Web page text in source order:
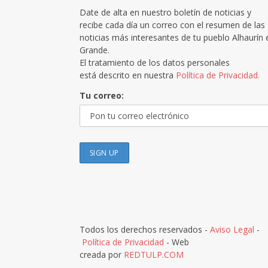
Date de alta en nuestro boletín de noticias y
recibe cada día un correo con el resumen de las
noticias más interesantes de tu pueblo Alhaurín
Grande.
El tratamiento de los datos personales
está descrito en nuestra Política de Privacidad.
Tu correo:
Todos los derechos reservados - Aviso Legal -
Política de Privacidad - Web
creada por REDTULP.COM